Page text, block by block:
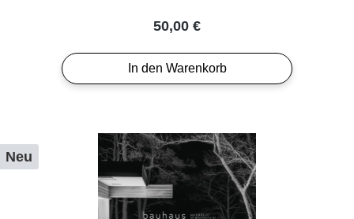
Regulärer Preis:
50,00 €
In den Warenkorb
Neu